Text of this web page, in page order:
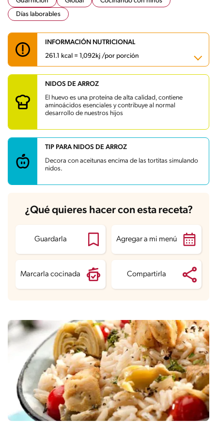
Días laborables
INFORMACIÓN NUTRICIONAL
261.1 kcal = 1,092kj /por porción
Carbohidratos 32.7 g
Energía 261.1 kcal
Grasas 10.5 g
Fibra 2.4 g
NIDOS DE ARROZ
El huevo es una proteína de alta calidad, contiene
aminoácidos esenciales y contribuye al normal
desarrollo de nuestros hijos
TIP PARA NIDOS DE ARROZ
Decora con aceitunas encima de las tortitas simulando
nidos.
¿Qué quieres hacer con esta receta?
Guardarla Agregar a mi menú
Marcarla cocinada Compartirla